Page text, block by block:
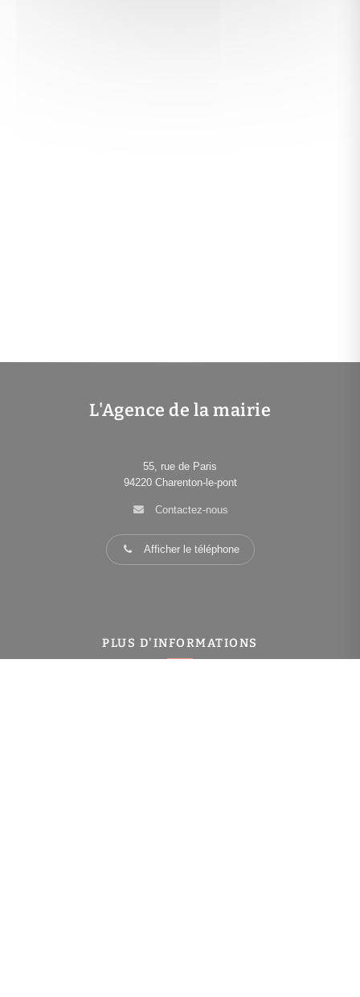
L'Agence de la mairie
55, rue de Paris
94220 Charenton-le-pont
Contactez-nous
Afficher le téléphone
PLUS D'INFORMATIONS